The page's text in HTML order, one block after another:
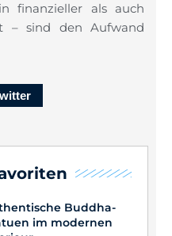
Buddha-
im modernen
finanzieller als auch
– sind den Aufwand